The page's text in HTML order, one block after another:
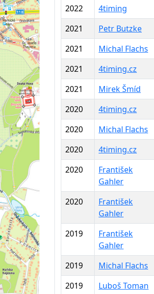
2022
4timing
2021
Petr Butzke
2021
Michal Flachs
2021
4timing.cz
2021
Mirek Šmíd
2020
4timing.cz
2020
Michal Flachs
2020
4timing.cz
2020
František
Gahler
2020
František
Gahler
2019
František
Gahler
2019
Michal Flachs
2019
Luboš Toman